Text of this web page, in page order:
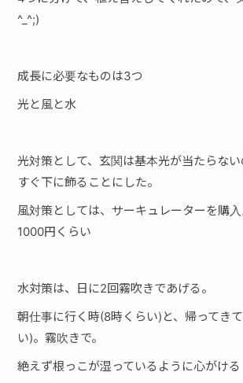
^_‎^;)
成長に必要なものは3つ
光と風と水
光対策として、玄関は基本光が当たらな
すぐ下に飾ることにした。
風対策としては、サーキュレーターを購
1000円くらい
水対策は、日に2回霧吹きであげる。
朝仕事に行く時(8時くらい)と、帰ってき
い)。霧吹きで。
絶えず根っこが湿っているように心がける